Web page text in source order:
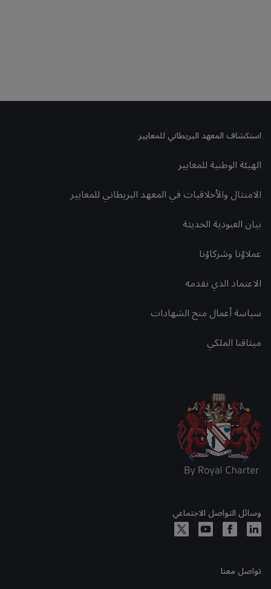
استكشاف المعهد البريطاني للمعايير
الهيئة الوطنية للمعايير
الامتثال والأخلاقيات في المعهد البريطاني للمعايير
بيان العبودية الحديثة
عملاؤنا وشركاؤنا
الاعتماد الذي نقدمه
سياسة أعمال منح الشهادات
ميثاقنا الملكي
وسائل التواصل الاجتماعي
تواصل معنا